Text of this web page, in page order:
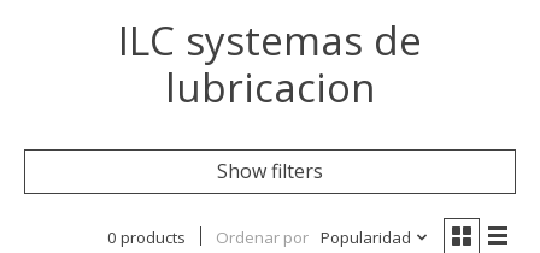
ILC systemas de
lubricacion
Show filters
0 products Ordenar por Popularidad